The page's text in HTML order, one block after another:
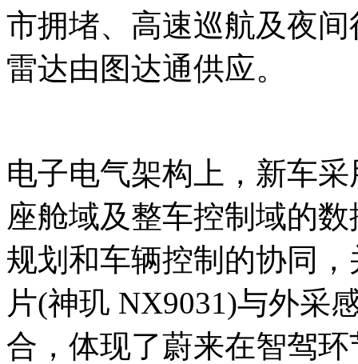
市拥堵、高速巡航及夜
雷达由图达通供应。
电子电气架构上，新车
座舱域及整车控制域的
规划和车辆控制的协同
片(神玑 NX9031)与外采
合，体现了蔚来在智驾